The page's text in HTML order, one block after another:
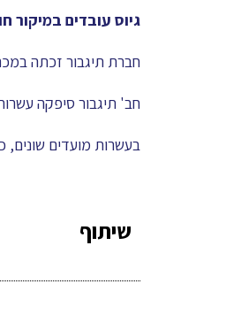
גיוס עובדים במיקור
חברת תיגבור זכתה
חב' תיגבור סיפקה
בעשרות מועדים
שיתוף